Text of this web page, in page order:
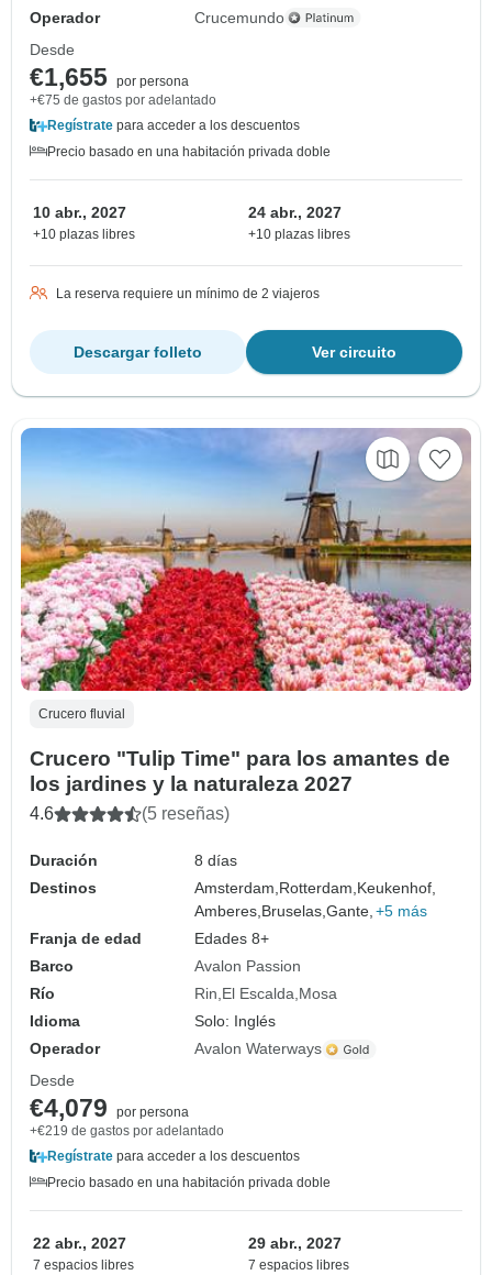
Operador
Crucemundo
Desde
€1,655 por persona
+€75 de gastos por adelantado
Regístrate para acceder a los descuentos
Precio basado en una habitación privada doble
10 abr., 2027
+10 plazas libres
24 abr., 2027
+10 plazas libres
La reserva requiere un mínimo de 2 viajeros
Ver circuito
Descargar folleto
Crucero fluvial
Crucero "Tulip Time" para los amantes de
los jardines y la naturaleza 2027
4.6 (5 reseñas)
Duración
8 días
Destinos
Amsterdam, Rotterdam, Keukenhof,
Amberes, Bruselas,Gante, +5 más
Franja de edad
Edades 8+
Barco
Avalon Passion
Río
Rin El Escalda Mosa
Idioma
Solo: Inglés
Operador
Avalon Waterways
Desde
€4,079
por persona
+€219 de gastos por adelantado
Regístrate para acceder a los descuentos
Precio basado en una habitación privada doble
22 abr., 2027
7 espacios libres
29 abr., 2027
7 espacios libres